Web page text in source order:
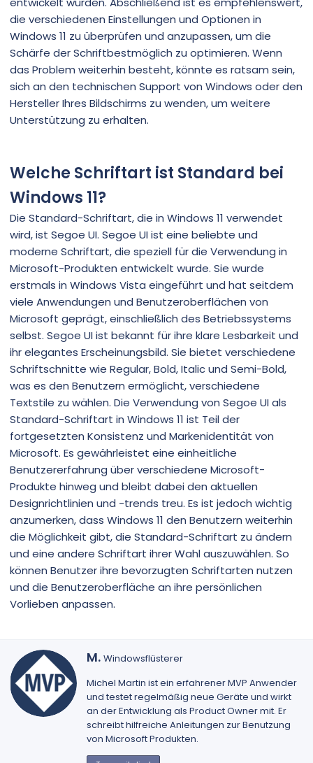
die verschiedenen Einstellungen und Optionen in
Windows 11 zu überprüfen und anzupassen, um die
Schärfe der Schriftbestmöglich zu optimieren. Wenn
das Problem weiterhin besteht, könnte es ratsam sein,
sich an den technischen Support von Windows oder den
Hersteller Ihres Bildschirms zu wenden, um weitere
Unterstützung zu erhalten.
Welche Schriftart ist Standard bei
Windows 11?
Die Standard-Schriftart, die in Windows 11 verwendet
wird, ist Segoe UI. Segoe UI ist eine beliebte und
moderne Schriftart, die speziell für die Verwendung in
Microsoft-Produkten entwickelt wurde. Sie wurde
erstmals in Windows Vista eingeführt und hat seitdem
viele Anwendungen und Benutzeroberflächen von
Microsoft geprägt, einschließlich des Betriebssystems
selbst. Segoe UI ist bekannt für ihre klare Lesbarkeit und
ihr elegantes Erscheinungsbild. Sie bietet verschiedene
Schriftschnitte wie Regular, Bold, Italic und Semi-Bold,
was es den Benutzern ermöglicht, verschiedene
Textstile zu wählen. Die Verwendung von Segoe UI als
Standard-Schriftart in Windows 11 ist Teil der
fortgesetzten Konsistenz und Markenidentität von
Microsoft. Es gewährleistet eine einheitliche
Benutzererfahrung über verschiedene Microsoft-
Produkte hinweg und bleibt dabei den aktuellen
Designrichtlinien und -trends treu. Es ist jedoch wichtig
anzumerken, dass Windows 11 den Benutzern weiterhin
die Möglichkeit gibt, die Standard-Schriftart zu ändern
und eine andere Schriftart ihrer Wahl auszuwählen. So
können Benutzer ihre bevorzugten Schriftarten nutzen
und die Benutzeroberfläche an ihre persönlichen
Vorlieben anpassen.
G
s
c
h
r
i
M. Windowsflüsterer
Michel Martin ist ein erfahrener MVP Anwender
und testet regelmäßig neue Geräte und wirkt
an der Entwicklung als Product Owner mit. Er
schreibt hilfreiche Anleitungen zur Benutzung
von Microsoft Produkten.